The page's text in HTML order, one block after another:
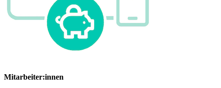
Mitarbeiter:innen